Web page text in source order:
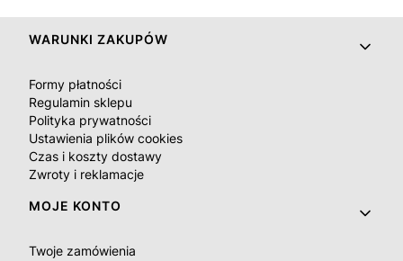
Linki w stopce
WARUNKI ZAKUPÓW
Formy płatności
Regulamin sklepu
Polityka prywatności
Ustawienia plików cookies
Czas i koszty dostawy
Zwroty i reklamacje
MOJE KONTO
Twoje zamówienia